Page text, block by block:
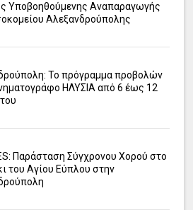
Υποβοηθούμενης Αναπαραγωγής
Αλεξανδρούπολης
Το πρόγραμμα προβολών
ΗΛΥΣΙΑ από 6 έως 12
Παράσταση Σύγχρονου Χορού στο
του Αγίου Εύπλου στην